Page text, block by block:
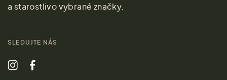
a starostlivo vybrané značky.
SLEDUJTE NÁS